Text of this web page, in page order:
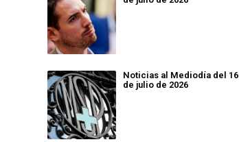
Noticias al Mediodía del 16
de julio de 2026